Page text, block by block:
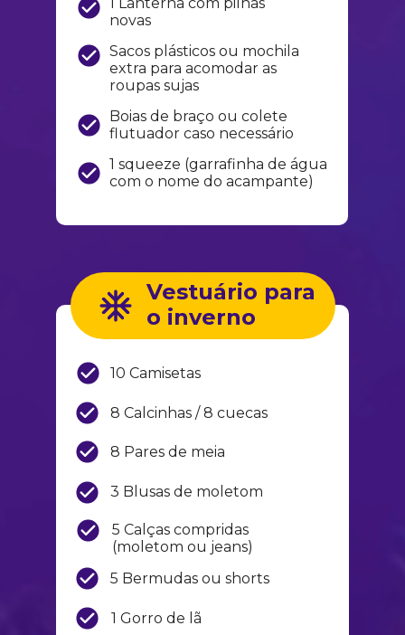
1 Lanterna com pilhas
novas
Sacos plásticos ou mochila
extra para acomodar as
roupas sujas
Boias de braço ou colete
flutuador caso necessário
1 squeeze (garrafinha de água
com o nome do acampante)
Vestuário para
o inverno
10 Camisetas
8 Calcinhas / 8 cuecas
8 Pares de meia
3 Blusas de moletom
5 Calças compridas
(moletom ou jeans)
5 Bermudas ou shorts
1 Gorro de lã